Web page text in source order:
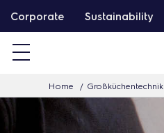
W
e
r
Corporate Sustainability
Home Großküchentechnik